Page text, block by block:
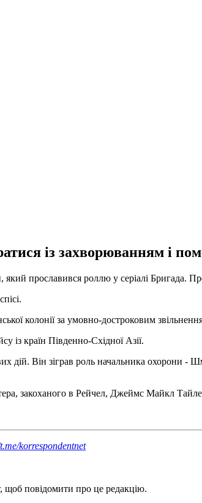
із захворюванням і
прославився роллю у серіалі Бригада.
колонії за умовно-достроковим
із країн Південно-Східної Азії.
Він зіграв роль начальника охорони -
закоханого в Рейчел, Джеймс Майкл
korrespondentnet
щоб повідомити про це редакцію.